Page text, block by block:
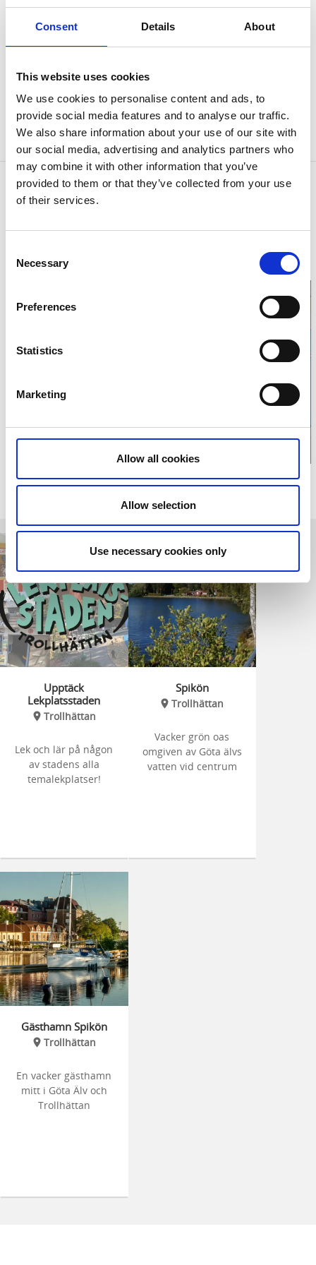
Consent Details About
This website uses cookies
We use cookies to personalise content and ads, to
provide social media features and to analyse our traffic.
We also share information about your use of our site with
our social media, advertising and analytics partners who
may combine it with other information that you’ve
provided to them or that they’ve collected from your use
of their services.
Selection
Necessary
Preferences
Statistics
Marketing
Allow all cookies
Allow selection
Use necessary cookies only
Järnberg och hans gode vän universalgeniet Bertil
Enstöring. Boven i dramat är stadsingenjör Ture
Historiens utspelar sig inledningsvis i en stad som
en roll i berättelsen när Ture Björkman ska bygga en
ny bro precis där Bertil enstöring bor i en fyr på
Spikön.
Kontaktinformation
Skrotnisses lekplats
461 30 Trollhättan
E-post:Skicka E-post
Till hemsida
Relaterade sidor
Upptäck
Lekplatsstaden
Trollhättan
Lek och lär på någon
av stadens alla
temalekplatser!
Spikön
Trollhättan
Vacker grön oas
omgiven av Göta älvs
vatten vid centrum
Gästhamn Spikön
Trollhättan
En vacker gästhamn
mitt i Göta Älv och
Trollhättan